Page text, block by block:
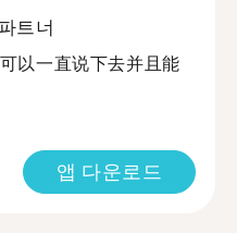
트너
以一直说下去并且能
앱 다운로드